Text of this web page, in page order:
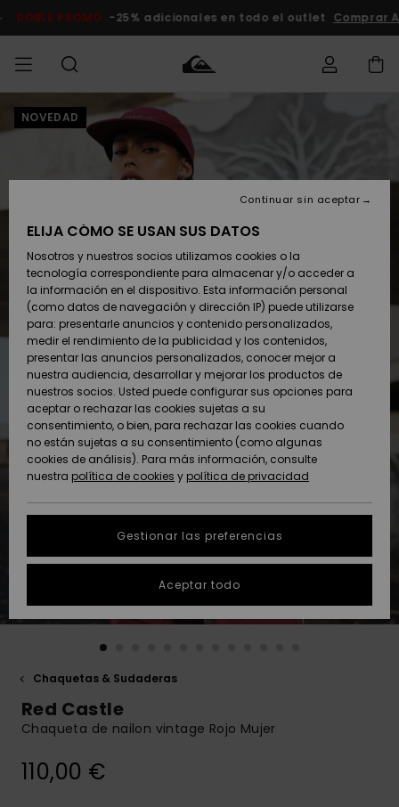
la
del
DOBLE PROMO -25% adicionales en todo el outlet
HOMBRE Ropa
Zapatos y
chanclas
Surf
Snow
Novedades
Destacados
Ropa
Zapatos y
chanclas
Surf
Snow
Novedades
Destacados
Shop
Destacados
Snow
SURF
Surf Shop
Hombre
Highlights
Comunidad
SNOW
Tienda
Snow
Hombre
Snow Niños
Tienda
Snow Mujer
Destacados
Comunidad
DOBLE
PROMO
Outlet
Hombre
Outlet
Mujer
AYUDA &
CONTACTO
Accede a tu
pedido
Envio
Devoluciones
Pago
Tarjeta de
regalo
Quiksilver
Freedom
Protección de
datos
personales
Inicia una
conversación
la respuesta
Encuentra
SOSTENIBILIDAD
NOVEDAD
Chaquetas & Sudaderas
Red Castle
Chaqueta de nailon vintage Rojo Mujer
110,00 €
ELIJA CÓMO SE USAN SUS DATOS
Nosotros y nuestros socios utilizamos cookies o la
tecnología correspondiente para almacenar y/o acceder a
la información en el dispositivo. Esta información personal
(como datos de navegación y dirección IP) puede utilizarse
para: presentarle anuncios y contenido personalizados,
medir el rendimiento de la publicidad y los contenidos,
presentar las anuncios personalizados, conocer mejor a
nuestra audiencia, desarrollar y mejorar los productos de
nuestros socios. Usted puede configurar sus opciones para
aceptar o rechazar las cookies sujetas a su
consentimiento, o bien, para rechazar las cookies cuando
no están sujetas a su consentimiento (como algunas
cookies de análisis). Para más información, consulte
nuestra política de cookies y política de privacidad
Gestionar las preferencias
Continuar sin aceptar
Aceptar todo